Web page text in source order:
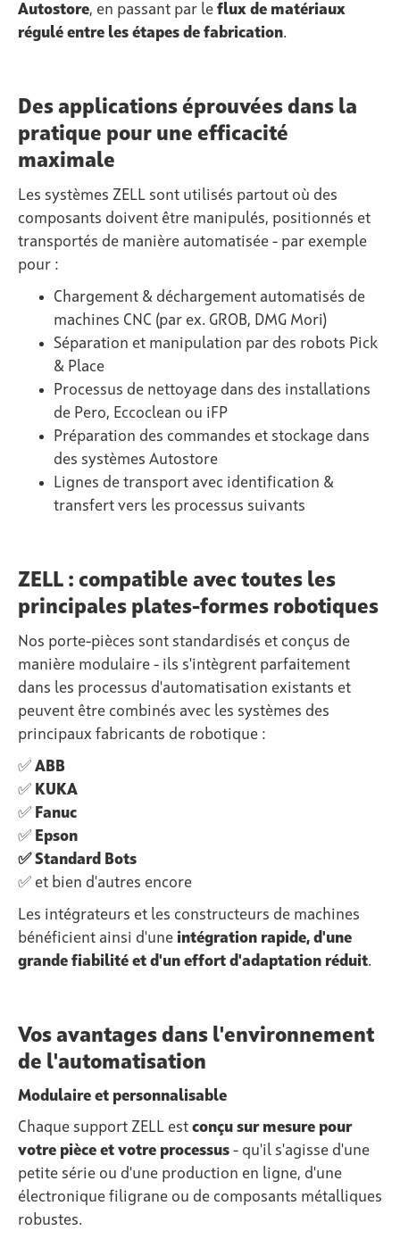
Autostore, en passant par le flux de matériaux
régulé entre les étapes de fabrication.
Des applications éprouvées dans la
pratique pour une efficacité
maximale
Les systèmes ZELL sont utilisés partout où des
composants doivent être manipulés, positionnés et
transportés de manière automatisée - par exemple
pour :
Chargement & déchargement automatisés de
machines CNC (par ex. GROB, DMG Mori)
Séparation et manipulation par des robots Pick
& Place
Processus de nettoyage dans des installations
de Pero, Eccoclean ou iFP
Préparation des commandes et stockage dans
des systèmes Autostore
Lignes de transport avec identification &
transfert vers les processus suivants
ZELL : compatible avec toutes les
principales plates-formes robotiques
Nos porte-pièces sont standardisés et conçus de
manière modulaire - ils s'intègrent parfaitement
dans les processus d'automatisation existants et
peuvent être combinés avec les systèmes des
principaux fabricants de robotique :
✅ ABB
✅ KUKA
✅ Fanuc
✅ Epson
✅ Standard Bots
✅ et bien d'autres encore
Les intégrateurs et les constructeurs de machines
bénéficient ainsi d'une intégration rapide, d'une
grande fiabilité et d'un effort d'adaptation réduit.
Vos avantages dans l'environnement
de l'automatisation
Modulaire et personnalisable
Chaque support ZELL est conçu sur mesure pour
votre pièce et votre processus - qu'il s'agisse d'une
petite série ou d'une production en ligne, d'une
électronique filigrane ou de composants métalliques
robustes.